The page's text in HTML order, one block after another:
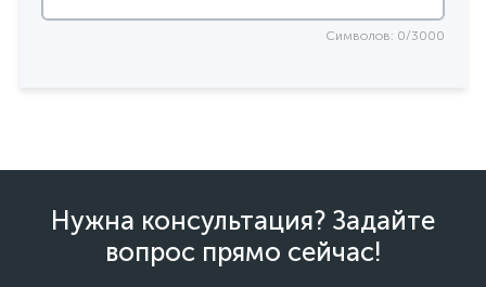
Символов: 0/3000
Нужна консультация? Задайте
вопрос прямо сейчас!